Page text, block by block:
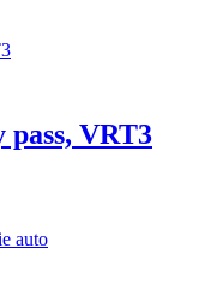
pass, VRT3